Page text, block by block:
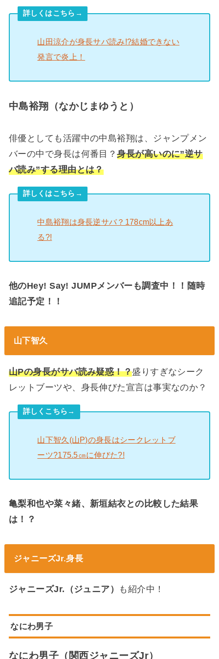
詳しくはこちら→
山田涼介が身長サバ読み!?結婚できない
発言で炎上！
中島裕翔（なかじまゆうと）
俳優としても活躍中の中島裕翔は、ジャンプメン
バーの中で身長は何番目？身長が高いのに”逆サ
バ読み”する理由とは？
詳しくはこちら→
中島裕翔は身長逆サバ？178cm以上あ
る?!
他のHey! Say! JUMPメンバーも調査中！！随時
追記予定！！
山下智久
山Pの身長がサバ読み疑惑！？盛りすぎなシーク
レットブーツや、身長伸びた宣言は事実なのか？
詳しくこちら→
山下智久(山P)の身長はシークレットブ
ーツ?175.5㎝に伸びた?!
亀梨和也や菜々緒、新垣結衣との比較した結果
は！？
ジャニーズJr.身長
ジャニーズJr.（ジュニア） も紹介中！
なにわ男子
なにわ男子（関西ジャニーズJr）